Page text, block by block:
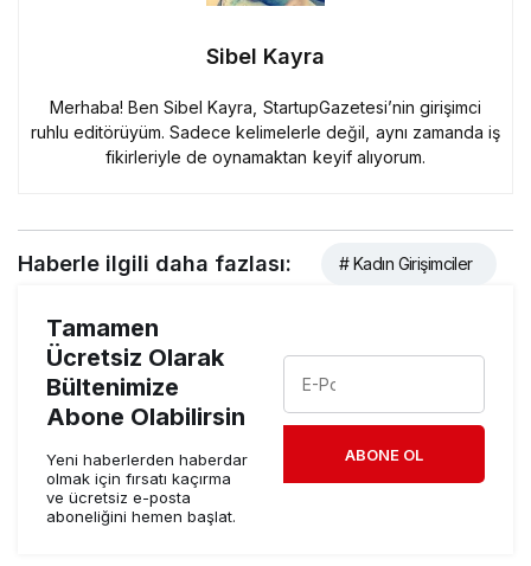
Sibel Kayra
Merhaba! Ben Sibel Kayra, StartupGazetesi’nin girişimci
ruhlu editörüyüm. Sadece kelimelerle değil, aynı zamanda iş
fikirleriyle de oynamaktan keyif alıyorum.
Haberle ilgili daha fazlası: # Kadın Girişimciler
Tamamen
Ücretsiz Olarak
Bültenimize
Abone Olabilirsin
Yeni haberlerden haberdar
olmak için fırsatı kaçırma
ve ücretsiz e-posta
aboneliğini hemen başlat.
ABONE OL